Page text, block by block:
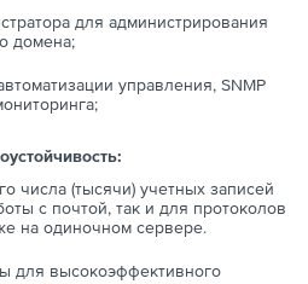
для администрирования
домена;
управления, SNMP
числа (тысячи) учетных записей
с почтой, так и для протоколов
на одиночном сервере.
для высокоэффективного